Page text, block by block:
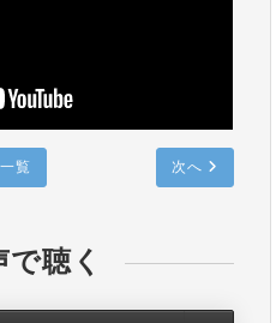
一覧 次へ
で聴く